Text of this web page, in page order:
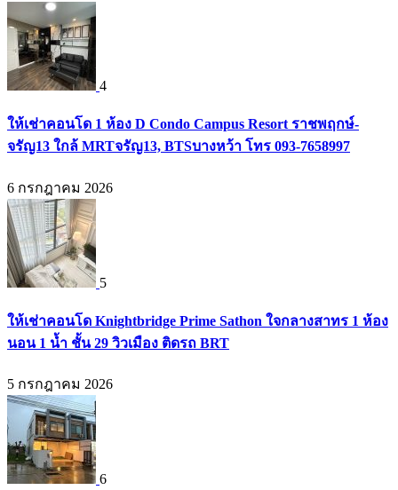
4
ให้เช่าคอนโด 1 ห้อง D Condo Campus Resort ราชพฤกษ์-
จรัญ13 ใกล้ MRTจรัญ13, BTSบางหว้า โทร 093-7658997
6 กรกฎาคม 2026
5
ให้เช่าคอนโด Knightbridge Prime Sathon ใจกลางสาทร 1 ห้อง
นอน 1 น้ำ ชั้น 29 วิวเมือง ติดรถ BRT
5 กรกฎาคม 2026
6